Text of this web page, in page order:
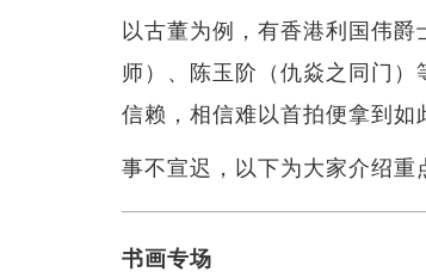
以古董为例，有香港利国伟
师）、陈玉阶（仇焱之同门
信赖，相信难以首拍便拿到如
事不宣迟，以下为大家介绍重
书画专场